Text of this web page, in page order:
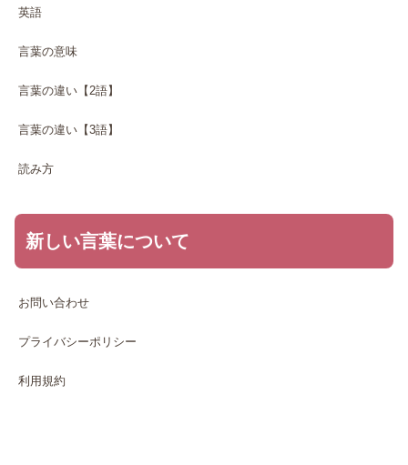
英語
言葉の意味
言葉の違い【2語】
言葉の違い【3語】
読み方
新しい言葉について
お問い合わせ
プライバシーポリシー
利用規約